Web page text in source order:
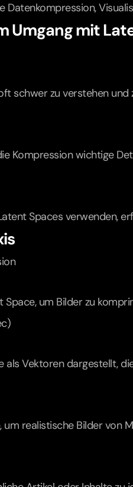
Datenkompression,
Umgang mit
schwer zu verstehen
Kompression wichtige
Spaces
um Bilder zu
Vektoren dargestellt,
realistische Bilder von